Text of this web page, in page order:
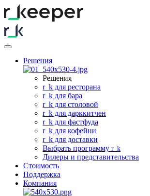
Решения
Решения
r_ k для ресторана
r_ k для бара
r_ k для столовой
r_ k для дарккитчен
r_ k для фастфуда
r_ k для кофейни
r_ k для доставки
Выбрать программу r k
Дилеры и представительства
Стоимость
Поддержка
Компания